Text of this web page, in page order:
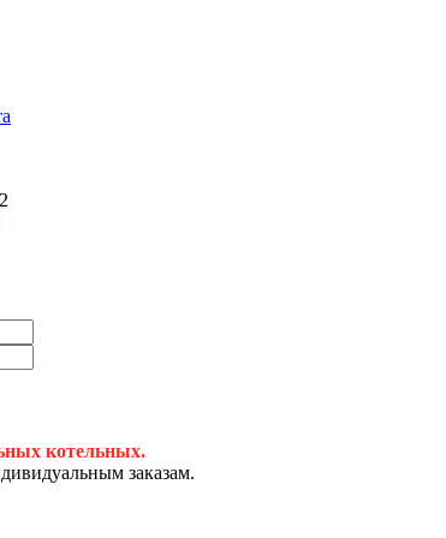
котельных.
заказам.